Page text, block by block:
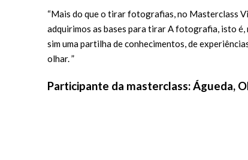
“Mais do que o tirar fotografias, no Masterclass
adquirimos as bases para tirar A fotografia, isto é,
sim uma partilha de conhecimentos, de
olhar. ”
Participante da masterclass: Águeda,